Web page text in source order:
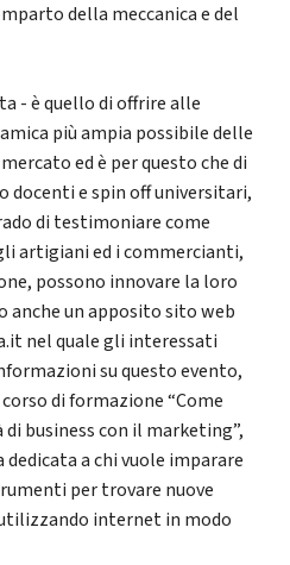
della meccanica e del
- è quello di offrire alle
più ampia possibile delle
ed è per questo che di
e spin off universitari,
di testimoniare come
artigiani ed i commercianti,
possono innovare la loro
anche un apposito sito web
nel quale gli interessati
su questo evento,
di formazione “Come
business con il marketing”,
a chi vuole imparare
per trovare nuove
internet in modo